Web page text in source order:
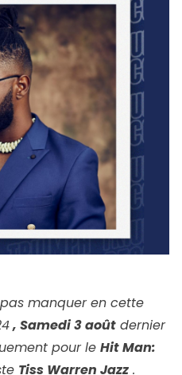
manquer en cette
, Samedi 3 août dernier
pour le Hit Man:
Tiss Warren Jazz .